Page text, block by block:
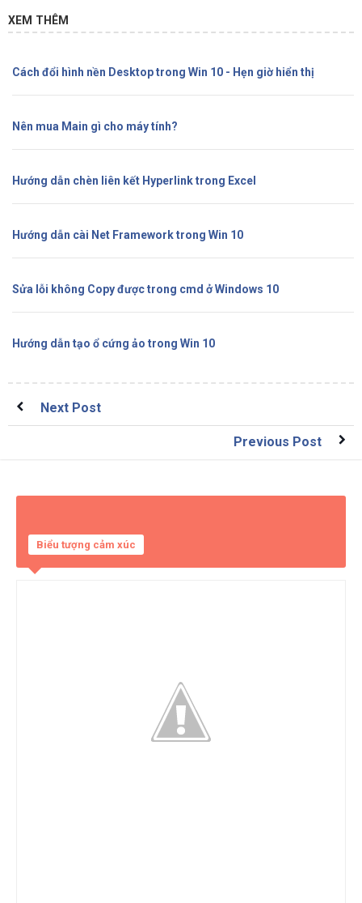
XEM THÊM
Cách đổi hình nền Desktop trong Win 10 - Hẹn giờ hiển thị
Nên mua Main gì cho máy tính?
Hướng dẫn chèn liên kết Hyperlink trong Excel
Hướng dẫn cài Net Framework trong Win 10
Sửa lỗi không Copy được trong cmd ở Windows 10
Hướng dẫn tạo ổ cứng ảo trong Win 10
Next Post
Previous Post
Biểu tượng cảm xúc